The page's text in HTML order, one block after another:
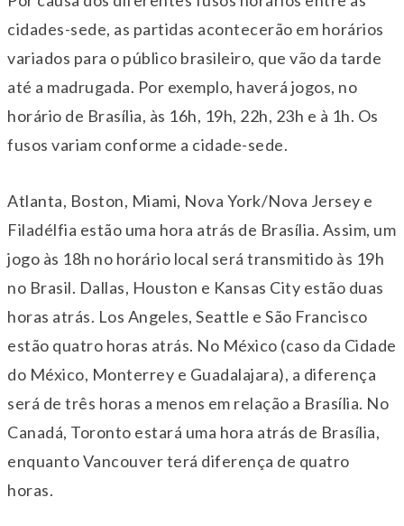
cidades-sede, as partidas acontecerão em horários
variados para o público brasileiro, que vão da tarde
até a madrugada. Por exemplo, haverá jogos, no
horário de Brasília, às 16h, 19h, 22h, 23h e à 1h. Os
fusos variam conforme a cidade-sede.
Atlanta, Boston, Miami, Nova York/Nova Jersey e
Filadélfia estão uma hora atrás de Brasília. Assim, um
jogo às 18h no horário local será transmitido às 19h
no Brasil. Dallas, Houston e Kansas City estão duas
horas atrás. Los Angeles, Seattle e São Francisco
estão quatro horas atrás. No México (caso da Cidade
do México, Monterrey e Guadalajara), a diferença
será de três horas a menos em relação a Brasília. No
Canadá, Toronto estará uma hora atrás de Brasília,
enquanto Vancouver terá diferença de quatro
horas.